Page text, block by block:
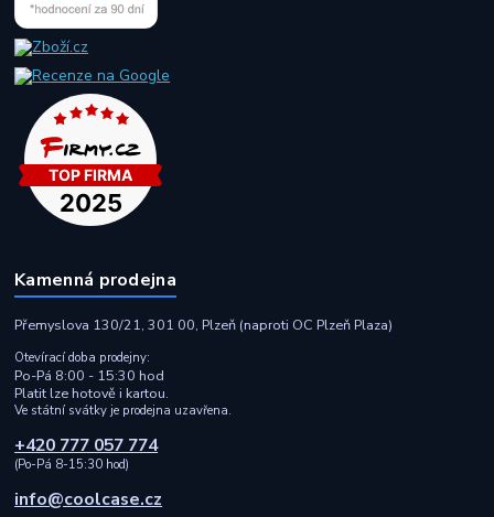
Kamenná prodejna
Přemyslova 130/21, 301 00, Plzeň (naproti OC Plzeň Plaza)
Otevírací doba prodejny:
Po-Pá 8:00 - 15:30 hod
Platit lze hotově i kartou.
Ve státní svátky je prodejna uzavřena.
+420 777 057 774
(Po-Pá 8-15:30 hod)
info@coolcase.cz